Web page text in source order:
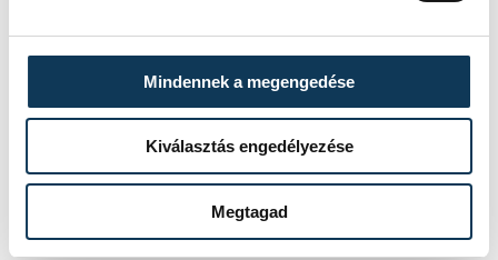
Mindennek a megengedése
Kiválasztás engedélyezése
Megtagad
Végezetül Baán László, a Szépművészeti
Múzeum főigazgatója nyitotta meg a
kiállítást, aki elsősorban Csontváry
életművét méltatta beszédében. A festő
életében gyakorlatilag ismeretlen művész
volt, kis híján örökre elveszett, de csodával